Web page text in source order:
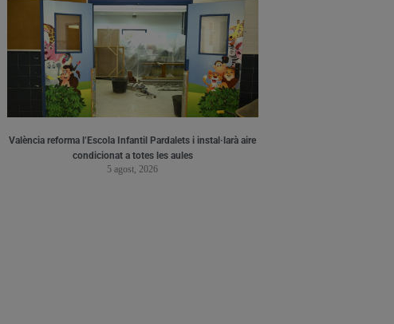
València reforma l’Escola Infantil Pardalets i instal·larà aire
condicionat a totes les aules
5 agost, 2026